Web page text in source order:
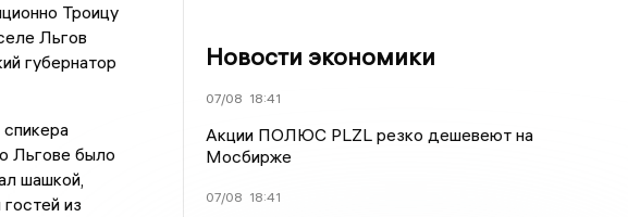
Троицу
Льгов
губернатор
Льгове было
шашкой,
из
Новости экономики
07/08 18:41
Акции ПОЛЮС PLZL резко дешевеют на
Мосбирже
07/08 18:41